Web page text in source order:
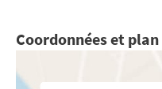
Coordonnées et plan